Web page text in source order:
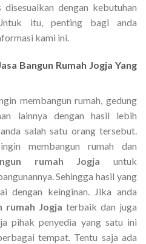
dengan kebutuhan
itu, penting bagi anda
kami ini.
Bangun Rumah Jogja Yang
membangun rumah, gedung
lainnya dengan hasil lebih
salah satu orang tersebut.
membangun rumah dan
rumah Jogjauntuk
Sehingga hasil yang
dengan keinginan. Jika anda
rumah Jogja terbaik dan juga
pihak penyedia yang satu ini
tempat. Tentu saja ada